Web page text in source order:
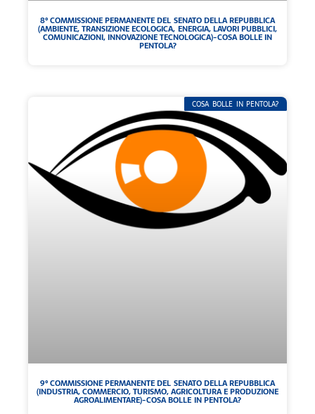
8° COMMISSIONE PERMANENTE DEL SENATO DELLA REPUBBLICA
(AMBIENTE, TRANSIZIONE ECOLOGICA, ENERGIA, LAVORI PUBBLICI,
COMUNICAZIONI, INNOVAZIONE TECNOLOGICA)-COSA BOLLE IN
PENTOLA?
COSA BOLLE IN PENTOLA?
9° COMMISSIONE PERMANENTE DEL SENATO DELLA REPUBBLICA
(INDUSTRIA, COMMERCIO, TURISMO, AGRICOLTURA E PRODUZIONE
AGROALIMENTARE)-COSA BOLLE IN PENTOLA?